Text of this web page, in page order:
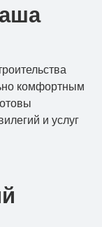
комфортным
и услуг